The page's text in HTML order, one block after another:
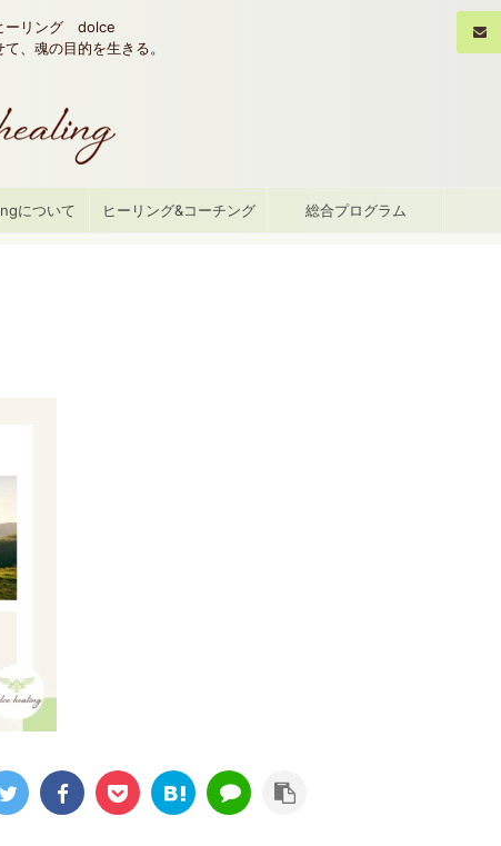
ーリング dolce
、魂の目的を生きる。
について ヒーリング&コーチング 総合プログラム